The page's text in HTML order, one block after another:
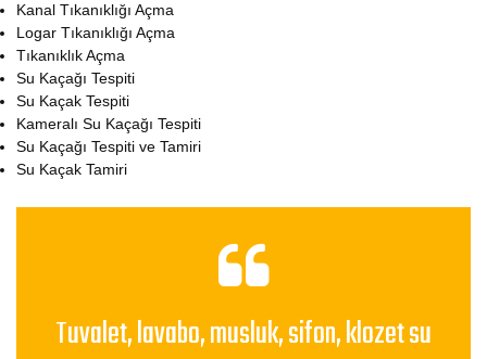
Kanal Tıkanıklığı Açma
Logar Tıkanıklığı Açma
Tıkanıklık Açma
Su Kaçağı Tespiti
Su Kaçak Tespiti
Kameralı Su Kaçağı Tespiti
Su Kaçağı Tespiti ve Tamiri
Su Kaçak Tamiri
Tuvalet, lavabo, musluk, sifon, klozet su